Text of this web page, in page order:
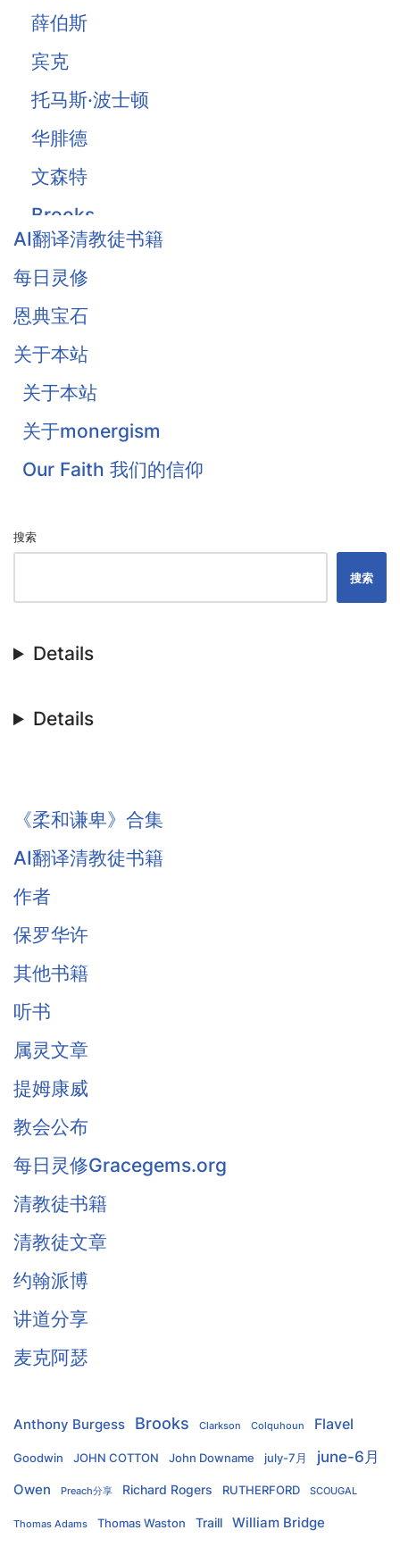
薛伯斯
宾克
托马斯·波士顿
华腓德
文森特
Brooks
Owen
Traill
Thomas Waston
Goodwin
Flavel
Colquhoun
戴恩·奥特伦
AI翻译清教徒书籍
每日灵修
恩典宝石
关于本站
关于本站
关于monergism
Our Faith 我们的信仰
搜索
搜索
Details
Details
《柔和谦卑》合集
AI翻译清教徒书籍
作者
保罗华许
其他书籍
听书
属灵文章
提姆康威
教会公布
每日灵修Gracegems.org
清教徒书籍
清教徒文章
约翰派博
讲道分享
麦克阿瑟
Anthony Burgess Brooks Clarkson Colquhoun Flavel
Goodwin JOHN COTTON John Downame july-7月 june-6月
Owen Preach分享 Richard Rogers RUTHERFORD SCOUGAL
Thomas Adams Thomas Waston Traill William Bridge